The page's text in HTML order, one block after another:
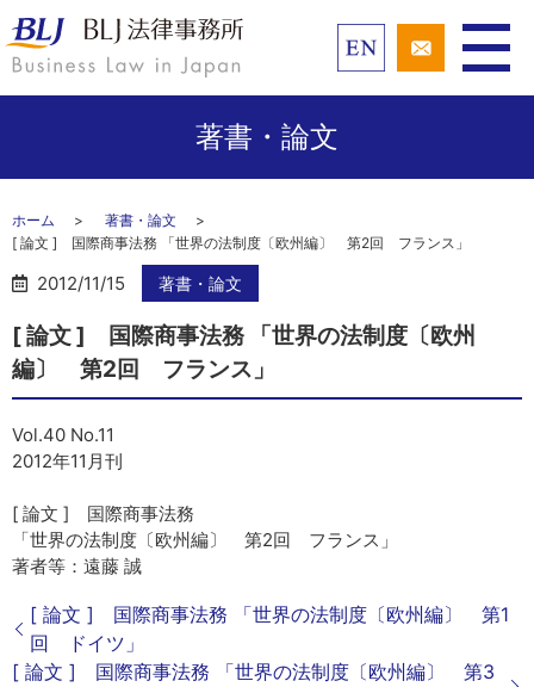
著書・論文
ホーム
著書・論文
[ 論文 ] 国際商事法務 「世界の法制度〔欧州編〕 第2回 フランス」
2012/11/15 著書・論文
[ 論文 ] 国際商事法務 「世界の法制度〔欧州
編〕 第2回 フランス」
Vol.40 No.11
2012年11月刊
[ 論文 ] 国際商事法務
「世界の法制度〔欧州編〕 第2回 フランス」
著者等：遠藤 誠
[ 論文 ] 国際商事法務 「世界の法制度〔欧州編〕 第1
回 ドイツ」
[ 論文 ] 国際商事法務 「世界の法制度〔欧州編〕 第3